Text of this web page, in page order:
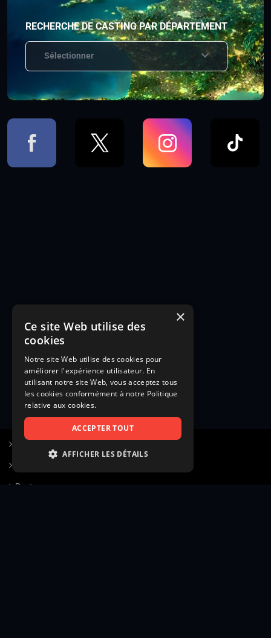
RECHERCHE DE CASTING PAR DÉPARTEMENT
Sélectionner
Poster une annonce
×
Ce site Web utilise des
cookies
Notre site Web utilise des cookies pour
améliorer l'expérience utilisateur. En
utilisant notre site Web, vous acceptez tous
les cookies conformément à notre Politique
relative aux cookies.
ACCEPTER TOUT
AFFICHER LES DÉTAILS